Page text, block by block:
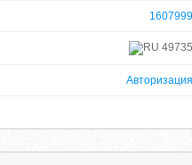
1607999
49735
Авторизация